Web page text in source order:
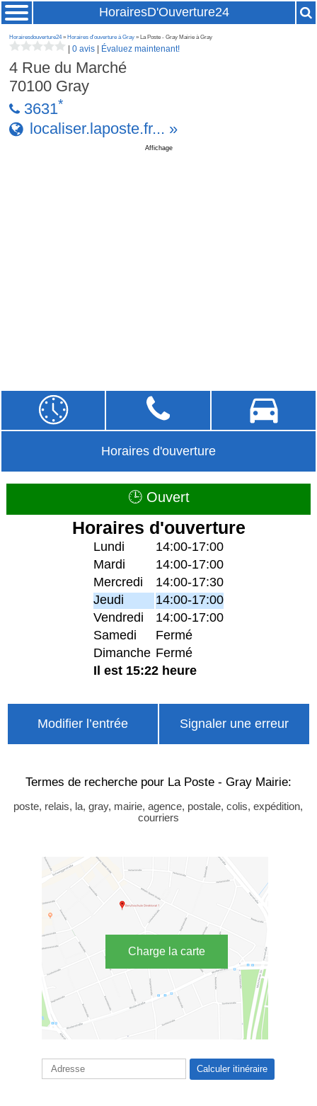
HorairesD'Ouverture24
Horairesdouverture24» Horaires d'ouverture à Gray » La Poste - Gray Mairie à Gray
|0 avis Évaluez maintenant!
4 Rue du Marché
70100 Gray
3631*
localiser.laposte.fr... »
Affichage
Horaires d'ouverture
🕒 Ouvert
Horaires d'ouverture
Lundi
14:00-17:00
Mardi
14:00-17:00
Mercredi
14:00-17:30
Jeudi
14:00-17:00
Vendredi
14:00-17:00
Samedi
Fermé
Dimanche Fermé
Il est 15:22 heure
Modifier l’entrée Signaler une erreur
Termes de recherche pour La Poste - Gray Mairie:
poste, relais, la, gray, mairie, agence, postale, colis, expédition,
courriers
Charge la carte